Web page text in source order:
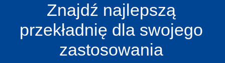
Znajdź najlepszą
przekładnię dla swojego
zastosowania